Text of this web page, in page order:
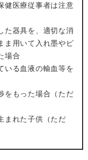
健医療従事者は注意
た器具を、適切な消
ま用いて入れ墨やピ
場合
いる血液の輸血等を
をもった場合（ただ
まれた子供（ただ